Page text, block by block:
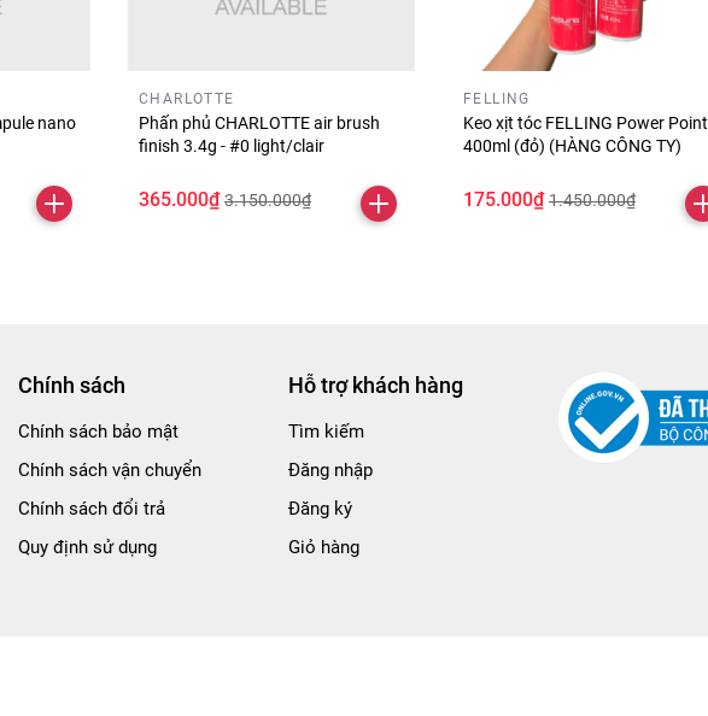
nano
CHARLOTTE
Phấn phủ CHARLOTTE air brush
finish 3.4g - #0 light/clair
365.000₫ 3.150.000₫
FELLING
Keo xịt tóc FELLING Power Point
400ml (đỏ) (HÀNG CÔNG TY)
175.000₫ 1.450.000₫
Chính sách
Chính sách bảo mật
Chính sách vận chuyển
Chính sách đổi trả
Quy định sử dụng
Hỗ trợ khách hàng
Tìm kiếm
Đăng nhập
Đăng ký
Giỏ hàng